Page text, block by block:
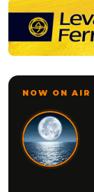
NOW ON AIR